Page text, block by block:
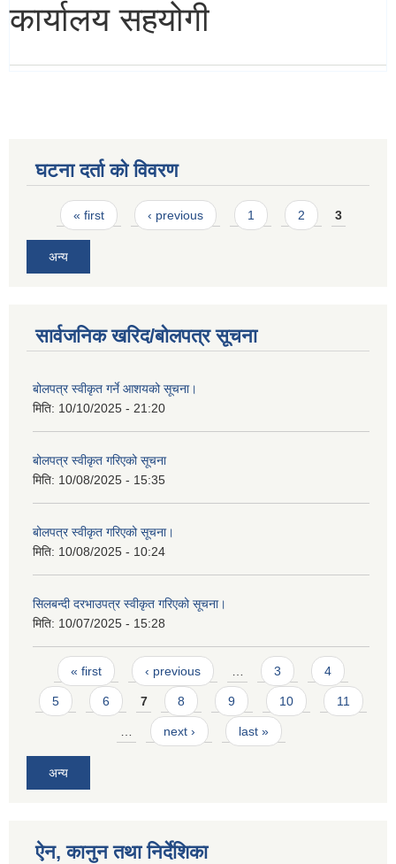
कार्यालय सहयोगी
घटना दर्ता को विवरण
Pages
« first ‹ previous 1 2 3
अन्य
सार्वजनिक खरिद/बोलपत्र सूचना
बोलपत्र स्वीकृत गर्ने आशयको सूचना।
मिति: 10/10/2025 - 21:20
बोलपत्र स्वीकृत गरिएको सूचना
मिति: 10/08/2025 - 15:35
बोलपत्र स्वीकृत गरिएको सूचना।
मिति: 10/08/2025 - 10:24
सिलबन्दी दरभाउपत्र स्वीकृत गरिएको सूचना।
मिति: 10/07/2025 - 15:28
Pages
« first ‹ previous … 3 4
5 6 7 8 9 10 11
… next › last »
अन्य
ऐन, कानुन तथा निर्देशिका